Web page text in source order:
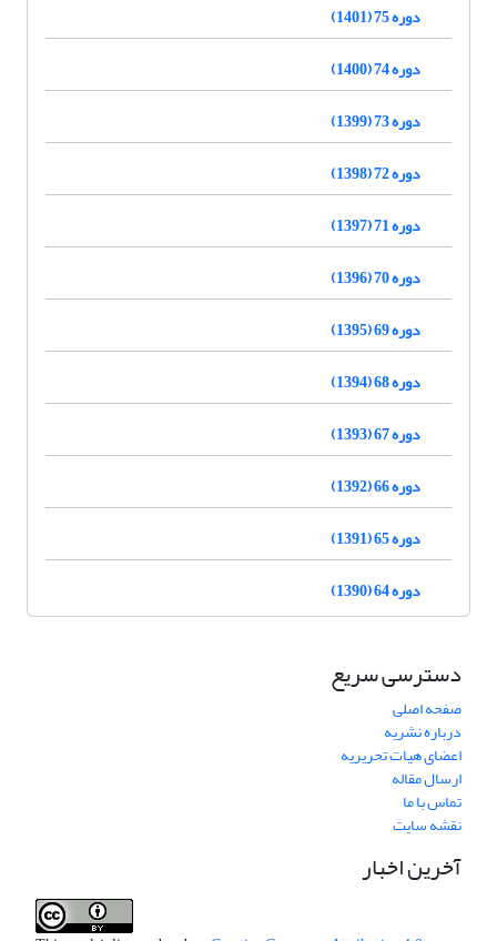
دوره 75 (1401)
دوره 74 (1400)
دوره 73 (1399)
دوره 72 (1398)
دوره 71 (1397)
دوره 70 (1396)
دوره 69 (1395)
دوره 68 (1394)
دوره 67 (1393)
دوره 66 (1392)
دوره 65 (1391)
دوره 64 (1390)
دسترسی سریع
صفحه اصلی
درباره نشریه
اعضای هیات تحریریه
ارسال مقاله
تماس با ما
نقشه سایت
آخرین اخبار